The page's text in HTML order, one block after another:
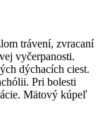
trávení, zvracaní
vyčerpanosti.
dýchacích ciest.
Pri bolesti
Mätový kúpeľ